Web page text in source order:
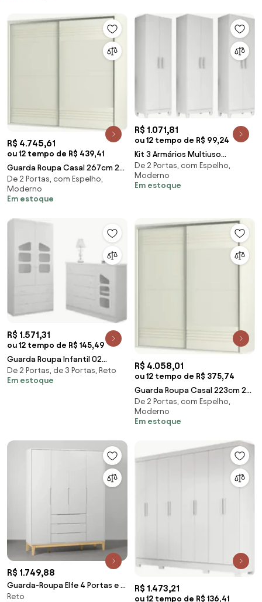
R$ 4.745,61
ou 12 tempo de R$ 439,41
Guarda Roupa Casal 267cm 2
Portas de Correr 100% MDF
TW603 Off White -
De 2 Portas, com Espelho,
Moderno
Em estoque
R$ 1.071,81
ou 12 tempo de R$ 99,24
Kit 3 Armários Multiuso
Organizador 2 Portas Astrid Z17
Branco - Mpoze
De 2 Portas, com Espelho,
Moderno
Em estoque
R$ 1.571,31
ou 12 tempo de R$ 145,49
Guarda Roupa Infantil 02
Portas e Cômoda Sapateira
Eloisa Branco - Pho
De 2 Portas, de 3 Portas, Reto
Em estoque
R$ 4.058,01
ou 12 tempo de R$ 375,74
Guarda Roupa Casal 223cm 2
Portas de Correr 100% MDF
TW602 Off White -
De 2 Portas, com Espelho,
Moderno
Em estoque
R$ 1.749,88
Guarda-Roupa Elfe 4 Portas e 3
Gavetas com Pés Square
Reto
R$ 1.473,21
ou 12 tempo de R$ 136,41